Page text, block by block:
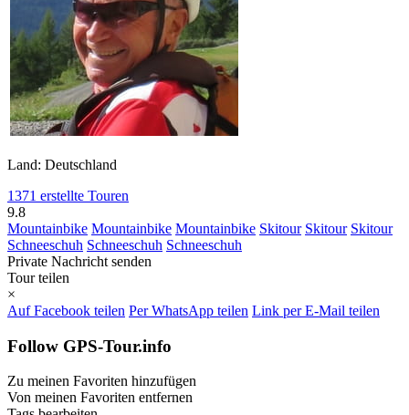
Land: Deutschland
1371 erstellte Touren
9.8
Mountainbike Mountainbike Mountainbike Skitour Skitour Skitour
Schneeschuh Schneeschuh Schneeschuh
Private Nachricht senden
Tour teilen
×
Auf Facebook teilen Per WhatsApp teilen Link per E-Mail teilen
Follow GPS-Tour.info
Zu meinen Favoriten hinzufügen
Von meinen Favoriten entfernen